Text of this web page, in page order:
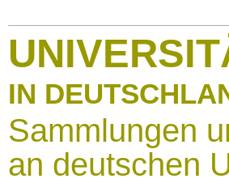
IN
Sammlungen
an deutschen